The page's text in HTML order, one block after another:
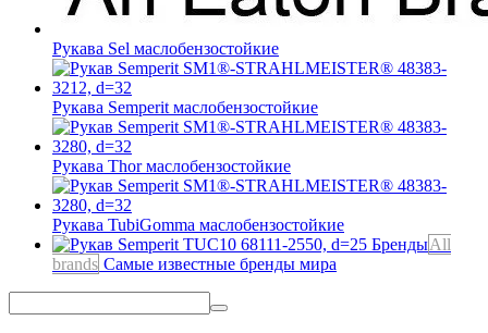
Рукава Sel маслобензостойкие
Рукава Semperit маслобензостойкие
Рукава Thorмаслобензостойкие
Рукава TubiGomma маслобензостойкие
БрендыAll
brands Самые известные бренды мира